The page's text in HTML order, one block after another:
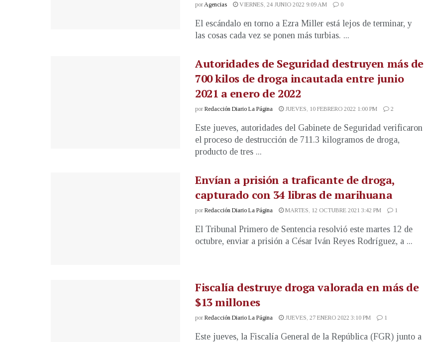
porAgencias VIERNES, 24 JUNIO 2022 9:09 AM 0
El escándalo en torno a Ezra Miller está lejos de terminar, y
las cosas cada vez se ponen más turbias. ...
Autoridades de Seguridad destruyen más de
700 kilos de droga incautada entre junio
2021 a enero de 2022
por Redacción Diario La Página JUEVES, 10 FEBRERO 2022 1:00 PM 2
Este jueves, autoridades del Gabinete de Seguridad verificaron
el proceso de destrucción de 711.3 kilogramos de droga,
producto de tres ...
Envían a prisión a traficante de droga,
capturado con 34 libras de marihuana
por Redacción Diario La Página MARTES, 12 OCTUBRE 2021 3:42 PM 1
El Tribunal Primero de Sentencia resolvió este martes 12 de
octubre, enviar a prisión a César Iván Reyes Rodríguez, a ...
Fiscalía destruye droga valorada en más de
$13 millones
por Redacción Diario La Página JUEVES, 27 ENERO 2022 3:10 PM 1
Este jueves, la Fiscalía General de la República (FGR) junto a